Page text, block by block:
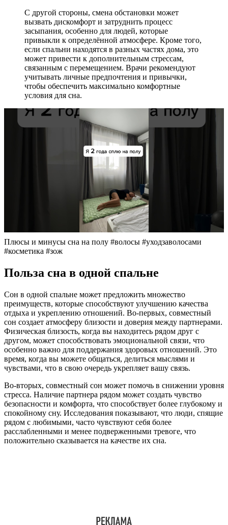
С другой стороны, смена обстановки может
вызвать дискомфорт и затруднить процесс
засыпания, особенно для людей, которые
привыкли к определённой атмосфере. Кроме того,
если спальни находятся в разных частях дома, это
может привести к дополнительным стрессам,
связанным с перемещением. Врачи рекомендуют
учитывать личные предпочтения и привычки,
чтобы обеспечить максимально комфортные
условия для сна.
Плюсы и минусы сна на полу #волосы #уходзаволосами
#косметика #зож
Польза сна в одной спальне
Сон в одной спальне может предложить множество
преимуществ, которые способствуют улучшению качества
отдыха и укреплению отношений. Во-первых, совместный
сон создает атмосферу близости и доверия между партнерами.
Физическая близость, когда вы находитесь рядом друг с
другом, может способствовать эмоциональной связи, что
особенно важно для поддержания здоровых отношений. Это
время, когда вы можете общаться, делиться мыслями и
чувствами, что в свою очередь укрепляет вашу связь.
Во-вторых, совместный сон может помочь в снижении уровня
стресса. Наличие партнера рядом может создать чувство
безопасности и комфорта, что способствует более глубокому и
спокойному сну. Исследования показывают, что люди, спящие
рядом с любимыми, часто чувствуют себя более
расслабленными и менее подверженными тревоге, что
положительно сказывается на качестве их сна.